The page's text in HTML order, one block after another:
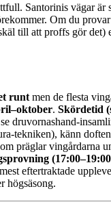
Santorinis vägar är
Om du
till att proffs gör det)
runt men de flesta
. Skördetid
druvornashand-
tekniken), känn
präglar vingårdarna
eftertraktade
högsäsong.